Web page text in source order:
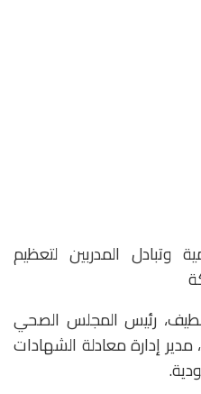
وتبادل المدربين لتعظيم
لُطيف، رئيس المجلس الصحي
إدارة معادلة الشهادات